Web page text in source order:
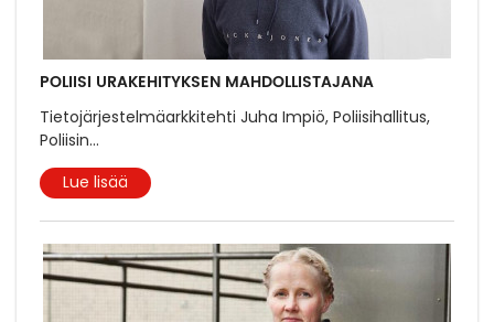
POLIISI URAKEHITYKSEN MAHDOLLISTAJANA
Tietojärjestelmäarkkitehti Juha Impiö, Poliisihallitus,
Poliisin...
Lue lisää